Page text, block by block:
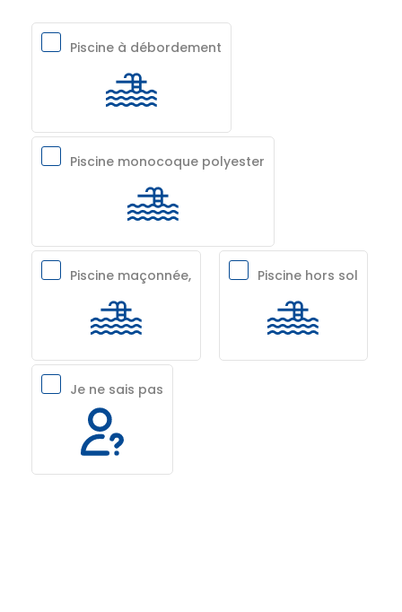
Piscine à débordement
Piscine monocoque polyester
Piscine maçonnée, Piscine hors sol
Je ne sais pas